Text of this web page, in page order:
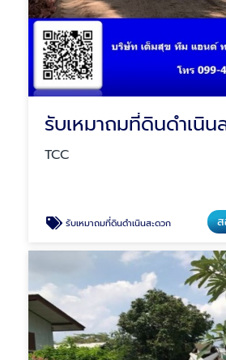
รับเหมาถมที่ดินดำเนิน
TCC
รับเหมาถมที่ดินดำเนินสะดวก